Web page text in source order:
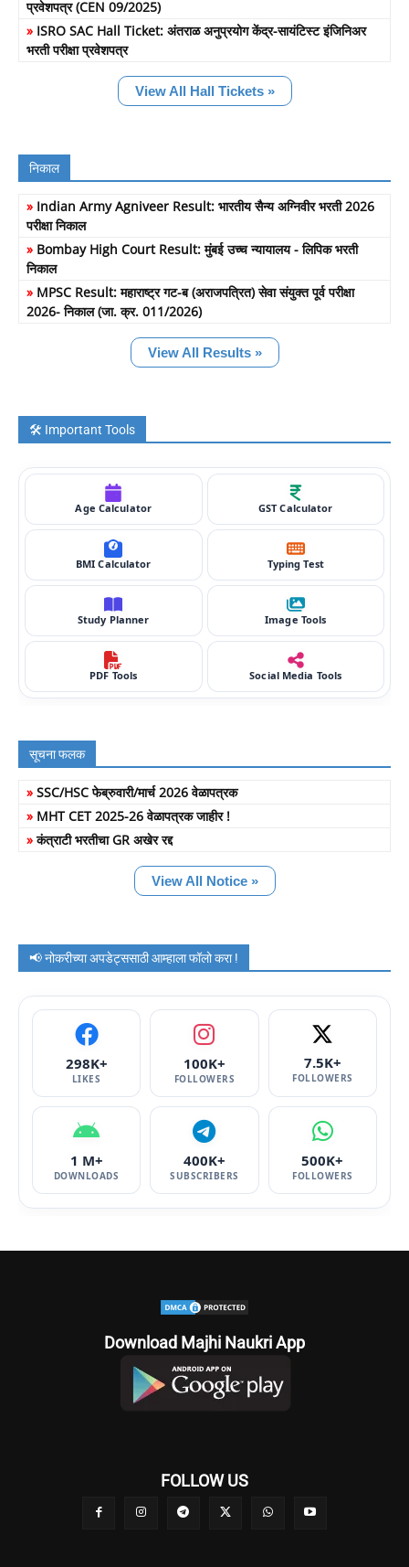
प्रवेशपत्र (CEN 09/2025)
» ISRO SAC Hall Ticket: अंतराळ अनुप्रयोग केंद्र-सायंटिस्ट इंजिनिअर
भरती परीक्षा प्रवेशपत्र
View All Hall Tickets »
निकाल
» Indian Army Agniveer Result: भारतीय सैन्य अग्निवीर भरती 2026
परीक्षा निकाल
» Bombay High Court Result: मुंबई उच्च न्यायालय - लिपिक भरती
निकाल
» MPSC Result: महाराष्ट्र गट-ब (अराजपत्रित) सेवा संयुक्त पूर्व परीक्षा
2026- निकाल (जा. क्र. 011/2026)
View All Results »
🛠️ Important Tools
Age Calculator GST Calculator
BMI Calculator Typing Test
Study Planner Image Tools
PDF Tools Social Media Tools
सूचना फलक
» SSC/HSC फेब्रुवारी/मार्च 2026 वेळापत्रक
» MHT CET 2025-26 वेळापत्रक जाहीर !
»कंत्राटी भरतीचा GR अखेर रद्द
View All Notice »
📢 नोकरीच्या अपडेट्ससाठी आम्हाला फॉलो करा !
298K+
LIKES
100K+
FOLLOWERS
7.5K+
FOLLOWERS
1 M+
DOWNLOADS
400K+
SUBSCRIBERS
500K+
FOLLOWERS
Download Majhi Naukri App
FOLLOW US